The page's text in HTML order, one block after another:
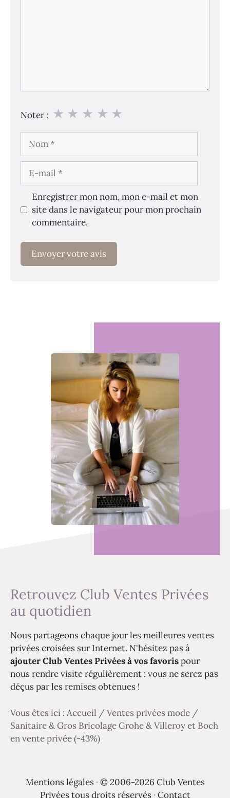
Noter : ★
★
★
★
★
mail
Enregistrer mon nom, mon e-mail et mon
site dans le navigateur pour mon prochain
commentaire.
Retrouvez Club Ventes Privées
au quotidien
Nous partageons chaque jour les meilleures ventes
privées croisées sur Internet. N'hésitez pas à
ajouter Club Ventes Privées à vos favorispour
nous rendre visite régulièrement : vous ne serez pas
déçus par les remises obtenues !
Vous êtes ici : Accueil / Ventes privées mode /
Sanitaire & Gros Bricolage Grohe & Villeroy et Boch
en vente privée (-43%)
Mentions légales · © 2006-2026 Club Ventes
Privées tous droits réservés · Contact